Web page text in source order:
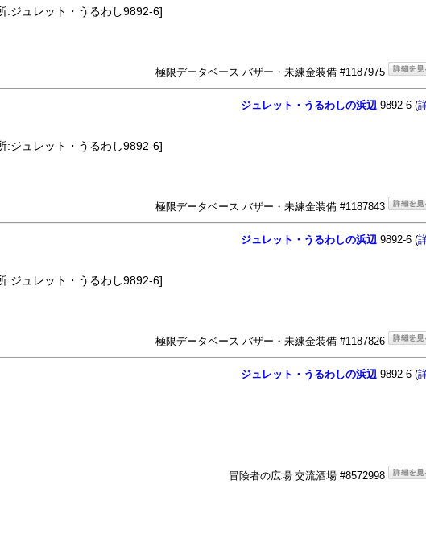
ジュレット・うるわし9892-6]
極限データベース バザー・未練金装備 #1187975
ジュレット・うるわしの浜辺 9892-6 (
ジュレット・うるわし9892-6]
極限データベース バザー・未練金装備 #1187843
ジュレット・うるわしの浜辺 9892-6 (
ジュレット・うるわし9892-6]
極限データベース バザー・未練金装備 #1187826
ジュレット・うるわしの浜辺 9892-6 (
冒険者の広場 交流酒場 #8572998